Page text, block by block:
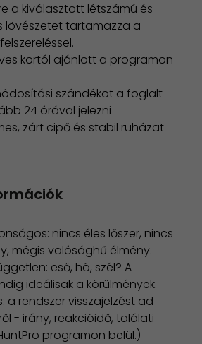
a kiválasztott létszámú és
lövészetet tartamazza a
kortól ajánlott a programon
szándékot a foglalt
24 órával jelezni
zárt cipő és stabil ruházat
nincs éles lőszer, nincs
mégis valósághű élmény.
eső, hó, szél? A
ideálisak a körülmények.
a rendszer visszajelzést ad
- irány, reakcióidő, találati
programon belül.)